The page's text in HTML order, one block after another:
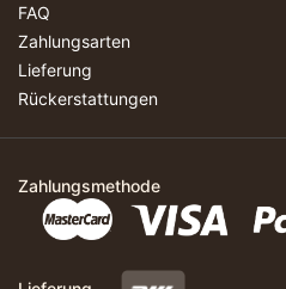
FAQ
Zahlungsarten
Lieferung
Rückerstattungen
Zahlungsmethode